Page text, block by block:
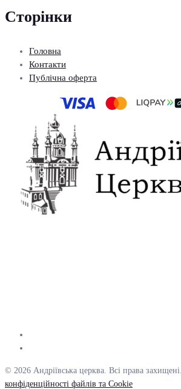
Сторінки
Головна
Контакти
Публічна оферта
© 2026 Андріївська церква. Всі права захищені.
конфіденційності файлів та Cookie